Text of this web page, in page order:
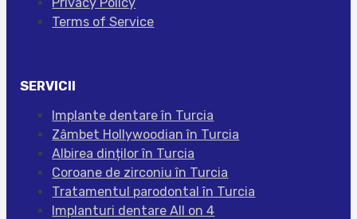
Terms of Service
SERVICII
Implante dentare în Turcia
Zâmbet Hollywoodian în Turcia
Albirea dinților în Turcia
Coroane de zirconiu în Turcia
Tratamentul parodontal în Turcia
Implanturi dentare All on 4